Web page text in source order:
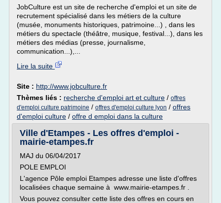
JobCulture est un site de recherche d'emploi et un site de
recrutement spécialisé dans les métiers de la culture
(musée, monuments historiques, patrimoine...) , dans les
métiers du spectacle (théâtre, musique, festival...), dans les
métiers des médias (presse, journalisme,
communication...),...
Lire la suite
Site : http://www.jobculture.fr
Thèmes liés : recherche d'emploi art et culture / offres
d'emploi culture patrimoine / offres d'emploi culture lyon / offres
d'emploi culture / offre d emploi dans la culture
Ville d'Etampes - Les offres d'emploi -
mairie-etampes.fr
MAJ du 06/04/2017
POLE EMPLOI
L'agence Pôle emploi Etampes adresse une liste d'offres
localisées chaque semaine à www.mairie-etampes.fr .
Vous pouvez consulter cette liste des offres en cours en